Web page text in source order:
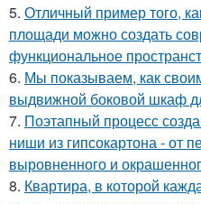
5. Отличный пример того,
площади можно создать
функциональное
6. Мы показываем, как
выдвижной боковой шкаф
7. Поэтапный процесс
ниши из гипсокартона - от
выровненного и
8. Квартира, в которой